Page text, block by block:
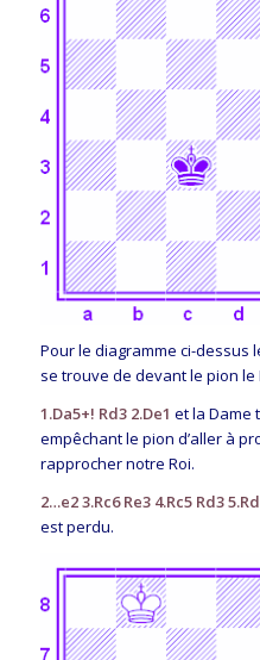
Pour le diagramme ci-dessus
se trouve de devant le pion
1.Da5+! Rd3 2.De1 et la Dame
empêchant le pion d’aller à
rapprocher notre Roi.
2…e2 3.Rc6 Re3 4.Rc5 Rd3
est perdu.